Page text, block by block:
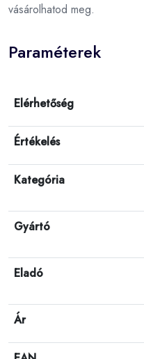
vásárolhatod meg.
Paraméterek
Elérhetőség
Értékelés
Kategória
Gyártó
Eladó
Ár